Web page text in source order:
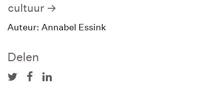
cultuur
Auteur: Annabel Essink
Delen